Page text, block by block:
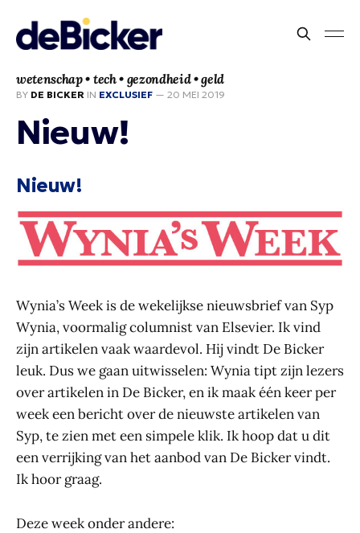
wetenschap • tech • gezondheid • geld
BY DE BICKER IN EXCLUSIEF — 20 MEI 2019
Nieuw!
Nieuw!
Wynia’s Week is de wekelijkse nieuwsbrief van Syp
Wynia, voormalig columnist van Elsevier. Ik vind
zijn artikelen vaak waardevol. Hij vindt De Bicker
leuk. Dus we gaan uitwisselen: Wynia tipt zijn lezers
over artikelen in De Bicker, en ik maak één keer per
week een bericht over de nieuwste artikelen van
Syp, te zien met een simpele klik. Ik hoop dat u dit
een verrijking van het aanbod van De Bicker vindt.
Ik hoor graag.
Deze week onder andere: